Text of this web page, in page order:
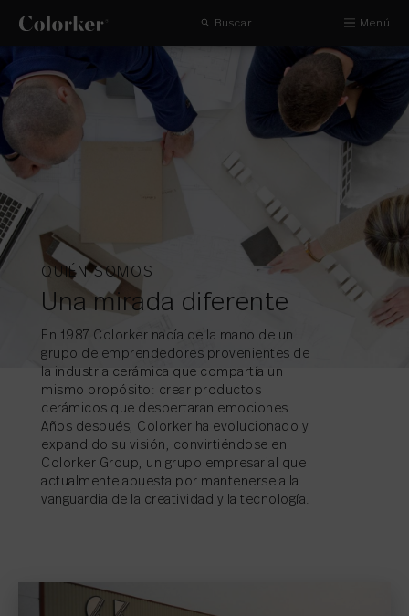
Buscar Menú
QUIÉN SOMOS
Una mirada diferente
En 1987 Colorker nacía de la mano de un
grupo de emprendedores provenientes de
la industria cerámica que compartía un
mismo propósito: crear productos
cerámicos que despertaran emociones.
Años después, Colorker ha evolucionado y
expandido su visión, convirtiéndose en
Colorker Group, un grupo empresarial que
actualmente apuesta por mantenerse a la
vanguardia de la creatividad y la tecnología.